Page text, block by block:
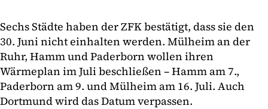
Sechs Städte haben der ZFK bestätigt, dass sie den
30. Juni nicht einhalten werden. Mülheim an der
Ruhr, Hamm und Paderborn wollen ihren
Wärmeplan im Juli beschließen – Hamm am 7.,
Paderborn am 9. und Mülheim am 16. Juli. Auch
Dortmund wird das Datum verpassen.